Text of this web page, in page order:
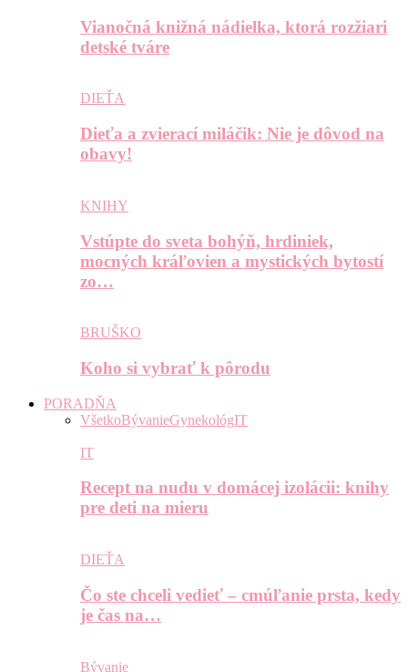
Vianočná knižná nádielka, ktorá rozžiari
detské tváre
DIEŤA
Dieťa a zvierací miláčik: Nie je dôvod na
obavy!
KNIHY
Vstúpte do sveta bohýň, hrdiniek,
mocných kráľovien a mystických bytostí
zo…
BRUŠKO
Koho si vybrať k pôrodu
PORADŇA
VšetkoBývanieGynekológIT
IT
Recept na nudu v domácej izolácii: knihy
pre deti na mieru
DIEŤA
Čo ste chceli vedieť – cmúľanie prsta, kedy
je čas na…
Bývanie